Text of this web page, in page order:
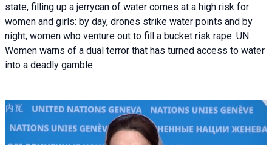
state, filling up a jerrycan of water comes at a high risk for
women and girls: by day, drones strike water points and by
night, women who venture out to fill a bucket risk rape. UN
Women warns of a dual terror that has turned access to water
into a deadly gamble.